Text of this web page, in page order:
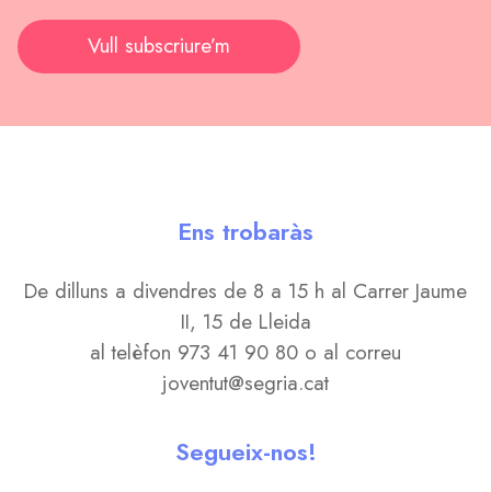
Vull subscriure’m
Ens trobaràs
De dilluns a divendres de 8 a 15 h al Carrer Jaume
II, 15 de Lleida
al telèfon 973 41 90 80 o al correu
joventut@segria.cat
Segueix-nos!